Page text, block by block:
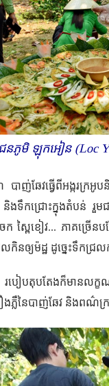
ជន​ភូមិ ឡុកអៀន (Loc
ាញ់​ឆែវធ្វើពីអង្ករក្រ
និងទឹក​ជ្រោះក្នុងតំបន់
ក ស្ពៃខៀវ... ភាគច្រើន
កិន​ឲ្យ​ម៉ដ្ឋ ដូច្នេះ​ទឹក​
បៀបតុបតែងក៏មានលក្ខ
ភ្លឺនៃបាញ់​ឆែវ និងពណ៌